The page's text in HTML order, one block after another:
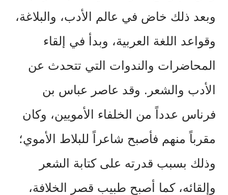
وبعد ذلك خاض في عالم الأدب، والبلاغة،
وقواعد اللغة العربية، وبدأ في إلقاء
المحاضرات والندوات التي تتحدث عن
الأدب والشعر. وقد عاصر عباس بن
فرناس عدداً من الخلفاء الأمويين، وكان
مقرباً منهم فأصبح شاعراً للبلاط الأموي؛
وذلك بسبب قدرته على كتابة الشعر
وإلقائه، كما أصبح طبيب قصر الخلافة،